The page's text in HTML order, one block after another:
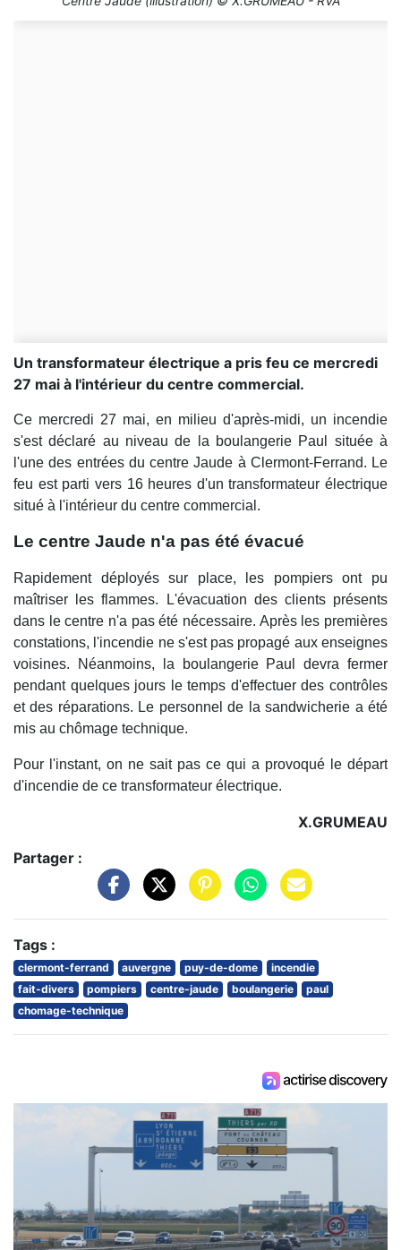
Un transformateur électrique a pris feu ce mercredi
27 mai à l'intérieur du centre commercial.
Ce mercredi 27 mai, en milieu d'après-midi, un incendie
s'est déclaré au niveau de la boulangerie Paul située à
l'une des entrées du centre Jaude à Clermont-Ferrand. Le
feu est parti vers 16 heures d'un transformateur électrique
situé à l'intérieur du centre commercial.
Le centre Jaude n'a pas été évacué
Rapidement déployés sur place, les pompiers ont pu
maîtriser les flammes. L'évacuation des clients présents
dans le centre n'a pas été nécessaire. Après les premières
constations, l'incendie ne s'est pas propagé aux enseignes
voisines. Néanmoins, la boulangerie Paul devra fermer
pendant quelques jours le temps d'effectuer des contrôles
et des réparations. Le personnel de la sandwicherie a été
mis au chômage technique.
Pour l'instant, on ne sait pas ce qui a provoqué le départ
d'incendie de ce transformateur électrique.
X.GRUMEAU
Partager :
Tags :
clermont-ferrand auvergne puy-de-dome
incendie
fait-divers
pompiers centre-jaude boulangerie
paul
chomage-technique